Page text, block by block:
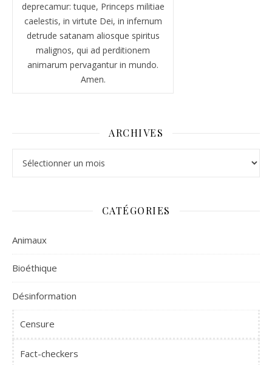
deprecamur: tuque, Princeps militiae
caelestis, in virtute Dei, in infernum
detrude satanam aliosque spiritus
malignos, qui ad perditionem
animarum pervagantur in mundo.
Amen.
ARCHIVES
CATÉGORIES
Animaux
Bioéthique
Désinformation
Censure
Fact-checkers